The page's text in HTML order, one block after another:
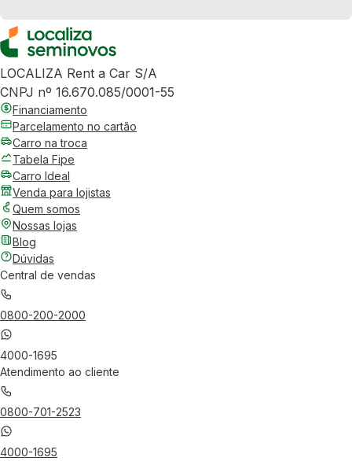
LOCALIZA Rent a Car S/A
CNPJ nº 16.670.085/0001-55
Financiamento
Parcelamento no cartão
Carro na troca
Tabela Fipe
Carro Ideal
Venda para lojistas
Quem somos
Nossas lojas
Blog
Dúvidas
Central de vendas
0800-200-2000
4000-1695
Atendimento ao cliente
0800-701-2523
4000-1695